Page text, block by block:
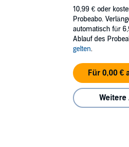
this plan ruin what’s left of their
10,99 € oder
Probeabo.
automatisch für
Ablauf des
gelten.
Für 0,00 €
Weitere